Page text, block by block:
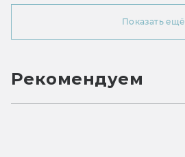
Показать ещё
Рекомендуем